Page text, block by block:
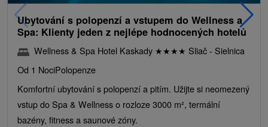
Ubytování s polopenzí a vstupem do Wellness a
Spa: Klienty jeden z nejlépe hodnocených hotelů
Wellness & Spa Hotel Kaskady ★★★★ Sliač - Sielnica
Od 1 NociPolopenze
Komfortní ubytování s polopenzí a pitím. Užijte si neomezený
vstup do Spa & Wellness o rozloze 3000 m², termální
bazény, fitness a saunové zóny.